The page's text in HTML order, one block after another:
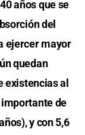
años que se
del
ejercer mayor
quedan
existencias al
de
y con 5,6